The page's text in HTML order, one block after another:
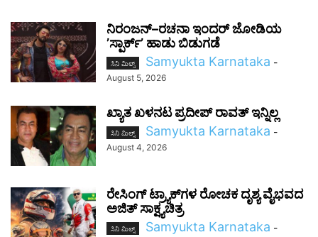
ನಿರಂಜನ್–ರಚನಾ ಇಂದರ್ ಜೋಡಿಯ
ʼಸ್ಪಾರ್ಕ್’ ಹಾಡು ಬಿಡುಗಡೆ
ಸಿನಿ ಮಿಲ್ಸ್ Samyukta Karnataka -
August 5, 2026
ಖ್ಯಾತ ಖಳನಟ ಪ್ರದೀಪ್ ರಾವತ್ ಇನ್ನಿಲ್ಲ
ಸಿನಿ ಮಿಲ್ಸ್ Samyukta Karnataka -
August 4, 2026
ರೇಸಿಂಗ್ ಟ್ರ್ಯಾಕ್‌ಗಳ ರೋಚಕ ದೃಶ್ಯ ವೈಭವದ
ಅಜಿತ್ ಸಾಕ್ಷ್ಯಚಿತ್ರ
ಸಿನಿ ಮಿಲ್ಸ್ Samyukta Karnataka -